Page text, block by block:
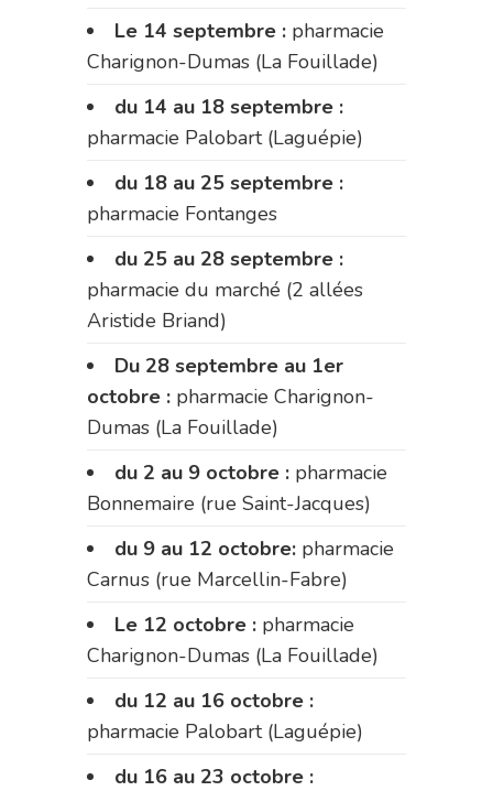
Le 14 septembre : pharmacie
Charignon-Dumas (La Fouillade)
du 14 au 18 septembre :
pharmacie Palobart (Laguépie)
du 18 au 25 septembre :
pharmacie Fontanges
du 25 au 28 septembre :
pharmacie du marché (2 allées
Aristide Briand)
Du 28 septembre au 1er
octobre : pharmacie Charignon-
Dumas (La Fouillade)
du 2 au 9 octobre : pharmacie
Bonnemaire (rue Saint-Jacques)
du 9 au 12 octobre: pharmacie
Carnus (rue Marcellin-Fabre)
Le 12 octobre : pharmacie
Charignon-Dumas (La Fouillade)
du 12 au 16 octobre :
pharmacie Palobart (Laguépie)
du 16 au 23 octobre :